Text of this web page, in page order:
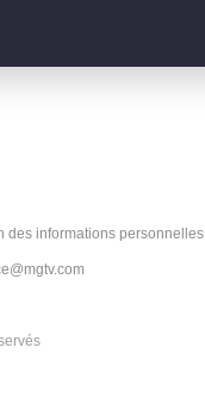
des informations personnelles